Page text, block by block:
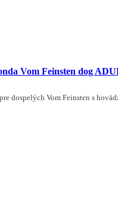
Vom Feinsten dog
dospelých Vom Feinsten s